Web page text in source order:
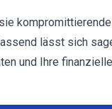
lässt sich
und Ihre